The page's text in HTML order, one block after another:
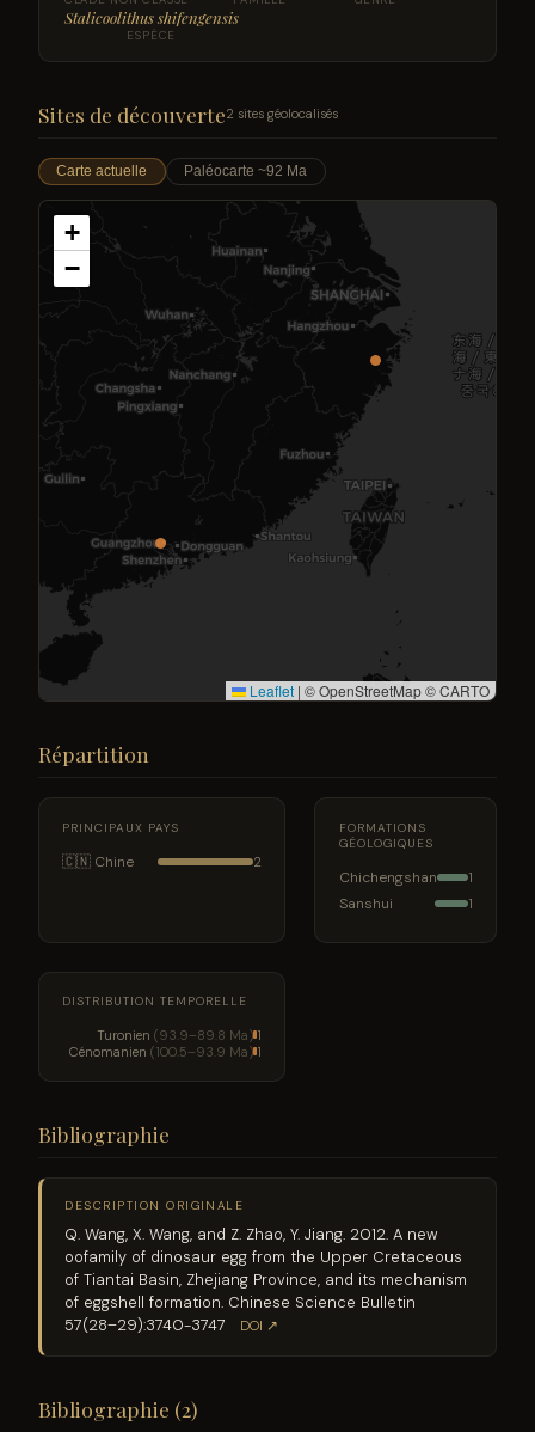
Stalicoolithus shifengensis
ESPÈCE
Sites de découverte2 sites géolocalisés
Carte actuelle Paléocarte ~92 Ma
+
−
Leaflet | © OpenStreetMap © CARTO
Répartition
PRINCIPAUX PAYS
🇨🇳 Chine 2
FORMATIONS
GÉOLOGIQUES
Chichengshan 1
Sanshui 1
DISTRIBUTION TEMPORELLE
Turonien (93.9–89.8 Ma) 1
Cénomanien (100.5–93.9 Ma) 1
Bibliographie
DESCRIPTION ORIGINALE
Q. Wang, X. Wang, and Z. Zhao, Y. Jiang. 2012. A new
oofamily of dinosaur egg from the Upper Cretaceous
of Tiantai Basin, Zhejiang Province, and its mechanism
of eggshell formation. Chinese Science Bulletin
57(28–29):3740-3747
DOI ↗
Bibliographie (2)